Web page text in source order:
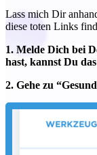
Lass mich Dir
diese toten Links
1. Melde Dich bei
hast, kannst Du das
2. Gehe zu